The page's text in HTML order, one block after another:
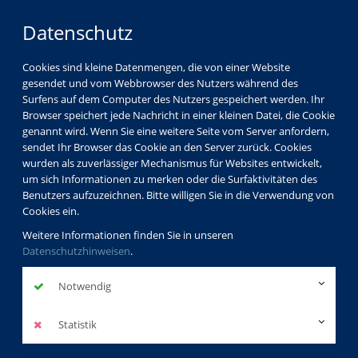
Datenschutz
Cookies sind kleine Datenmengen, die von einer Website
gesendet und vom Webbrowser des Nutzers während des
Surfens auf dem Computer des Nutzers gespeichert werden. Ihr
Browser speichert jede Nachricht in einer kleinen Datei, die Cookie
genannt wird. Wenn Sie eine weitere Seite vom Server anfordern,
sendet Ihr Browser das Cookie an den Server zurück. Cookies
wurden als zuverlässiger Mechanismus für Websites entwickelt,
um sich Informationen zu merken oder die Surfaktivitäten des
Benutzers aufzuzeichnen. Bitte willigen Sie in die Verwendung von
Cookies ein.
Weitere Informationen finden Sie in unseren
Datenschutzhinweisen.
Notwendig
Statistik